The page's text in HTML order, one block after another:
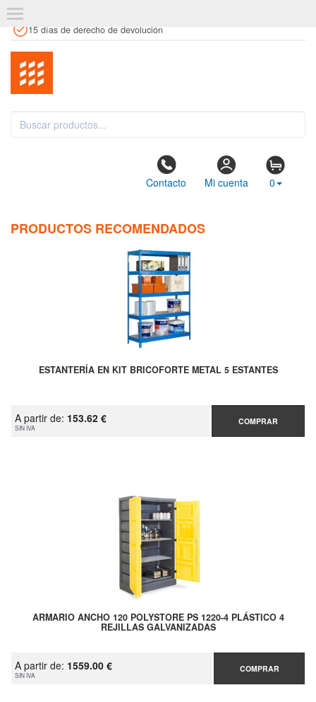
15 días de derecho de devolución
Contacto Mi cuenta 0
PRODUCTOS RECOMENDADOS
ESTANTERÍA EN KIT BRICOFORTE METAL 5 ESTANTES
A partir de: 153.62 €
SIN IVA
COMPRAR
ARMARIO ANCHO 120 POLYSTORE PS 1220-4 PLÁSTICO 4
REJILLAS GALVANIZADAS
A partir de: 1559.00 €
SIN IVA
COMPRAR